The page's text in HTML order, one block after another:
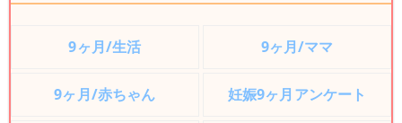
9ヶ月/生活 9ヶ月/ママ
9ヶ月/赤ちゃん 妊娠9ヶ月アンケート